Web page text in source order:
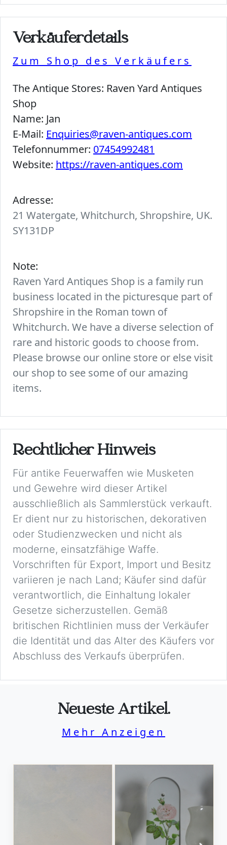
Verkäuferdetails
Zum Shop des Verkäufers
The Antique Stores: Raven Yard Antiques
Shop
Name: Jan
E-Mail: Enquiries@raven-antiques.com
Telefonnummer: 07454992481
Website: https://raven-antiques.com
Adresse:
21 Watergate, Whitchurch, Shropshire, UK.
SY131DP
Note:
Raven Yard Antiques Shop is a family run
business located in the picturesque part of
Shropshire in the Roman town of
Whitchurch. We have a diverse selection of
rare and historic goods to choose from.
Please browse our online store or else visit
our shop to see some of our amazing
items.
Rechtlicher Hinweis
Für antike Feuerwaffen wie Musketen
und Gewehre wird dieser Artikel
ausschließlich als Sammlerstück verkauft.
Er dient nur zu historischen, dekorativen
oder Studienzwecken und nicht als
moderne, einsatzfähige Waffe.
Vorschriften für Export, Import und Besitz
variieren je nach Land; Käufer sind dafür
verantwortlich, die Einhaltung lokaler
Gesetze sicherzustellen. Gemäß
britischen Richtlinien muss der Verkäufer
die Identität und das Alter des Käufers vor
Abschluss des Verkaufs überprüfen.
Neueste Artikel.
Mehr Anzeigen